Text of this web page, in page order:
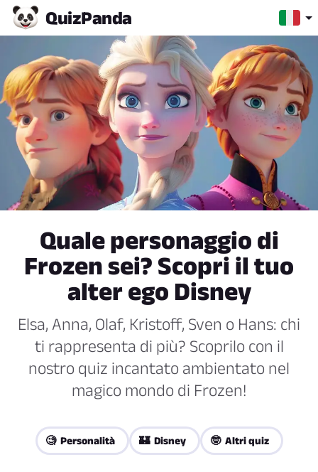
QuizPanda
Quale personaggio di
Frozen sei? Scopri il tuo
alter ego Disney
Elsa, Anna, Olaf, Kristoff, Sven o Hans: chi
ti rappresenta di più? Scoprilo con il
nostro quiz incantato ambientato nel
magico mondo di Frozen!
🧐 Personalità 🏰 Disney 🤓 Altri quiz